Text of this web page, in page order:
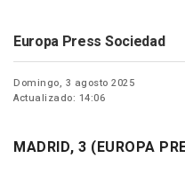
Europa Press Sociedad
Domingo, 3 agosto 2025
Actualizado: 14:06
MADRID, 3 (EUROPA